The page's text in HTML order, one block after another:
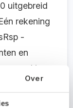
Over
uitgebreid
rekening
-
en
in
zijnhier